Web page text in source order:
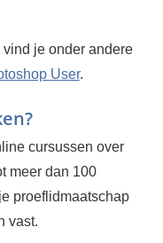
je onder andere
User.
cursussen over
meer dan 100
proeflidmaatschap
vast.